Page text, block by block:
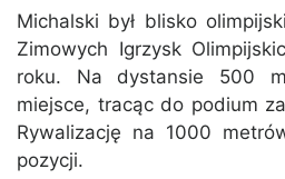
Michalski był blisko
Zimowych Igrzysk
roku. Na dystansie 500
miejsce, tracąc do podium
Rywalizację na 1000
pozycji.